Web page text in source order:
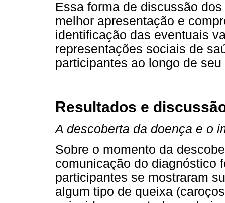
Essa forma de discussão
melhor apresentação e
identificação das eventuais
representações sociais de
participantes ao longo de
Resultados e
A descoberta da doença e o
Sobre o momento da
comunicação do diagnóstico
participantes se mostraram
algum tipo de queixa